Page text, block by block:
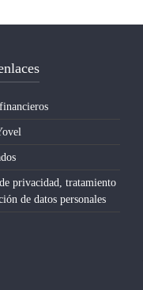
privacidad, tratamiento
de datos personales